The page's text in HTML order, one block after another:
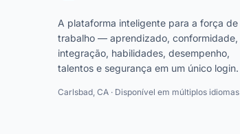
A plataforma inteligente para a força de
trabalho — aprendizado, conformidade,
integração, habilidades, desempenho,
talentos e segurança em um único login.
Carlsbad, CA · Disponível em múltiplos idiomas